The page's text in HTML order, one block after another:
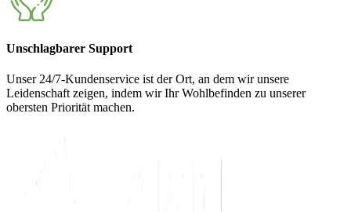
Unschlagbarer Support
Unser 24/7-Kundenservice ist der Ort, an dem wir unsere
Leidenschaft zeigen, indem wir Ihr Wohlbefinden zu unserer
obersten Priorität machen.